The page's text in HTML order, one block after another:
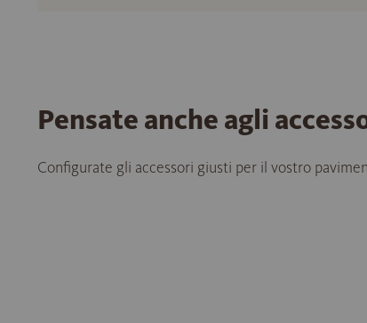
Pensate anche agli
Configurate gli accessori giusti per il vostro